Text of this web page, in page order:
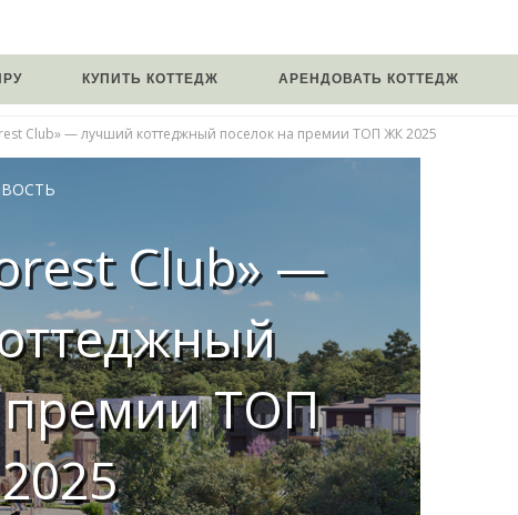
КУПИТЬ КОТТЕДЖ АРЕНДОВАТЬ КОТТЕДЖ
Club» — лучший коттеджный поселок на премии ТОП ЖК 2025
Club» —
премии ТОП